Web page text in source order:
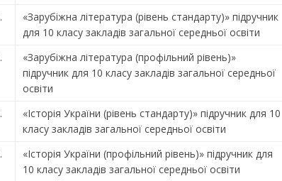
«Зарубіжна література (рівень стандарту)» підручник
для 10 класу закладів загальної середньої освіти
«Зарубіжна література (профільний рівень)»
підручник для 10 класу закладів загальної середньої
освіти
«Історія України (рівень стандарту)» підручник для 10
класу закладів загальної середньої освіти
«Історія України (профільний рівень)» підручник для
10 класу закладів загальної середньої освіти